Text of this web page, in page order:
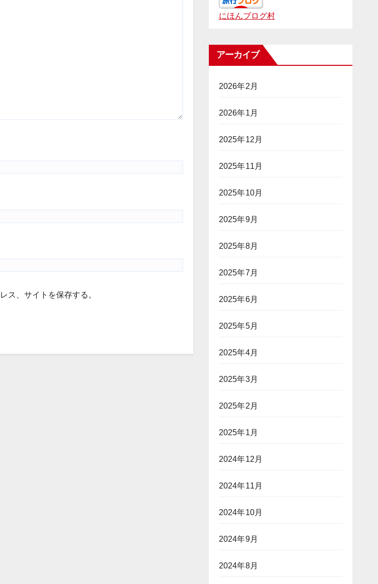
ス、サイトを保存する。
にほんブログ村
アーカイブ
2026年2月
2026年1月
2025年12月
2025年11月
2025年10月
2025年9月
2025年8月
2025年7月
2025年6月
2025年5月
2025年4月
2025年3月
2025年2月
2025年1月
2024年12月
2024年11月
2024年10月
2024年9月
2024年8月